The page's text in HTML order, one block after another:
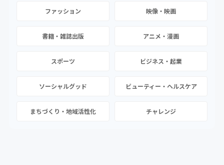
ファッション 映像・映画
書籍・雑誌出版 アニメ・漫画
スポーツ ビジネス・起業
ソーシャルグッド ビューティー・ヘルスケア
まちづくり・地域活性化 チャレンジ